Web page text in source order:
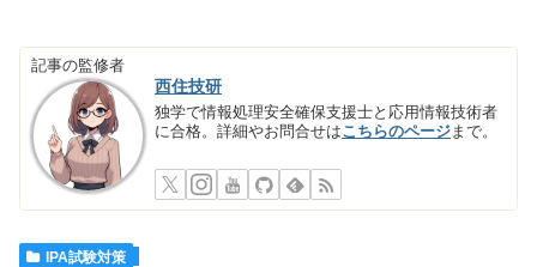
記事の監修者
西住技研
独学で情報処理安全確保支援士と応用情報技術者
に合格。詳細やお問合せはこちらのページまで。
IPA試験対策